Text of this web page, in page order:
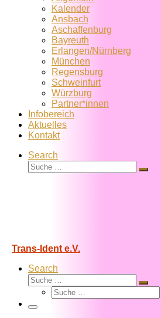
Kalender
Ansbach
Aschaffenburg
Bayreuth
Erlangen/Nürnberg
München
Regensburg
Schweinfurt
Würzburg
Partner*innen
Infobereich
Aktuelles
Kontakt
Search
Suche
Suche
Trans-Ident e.V.
Search
Suche
Suche
Suche
Menü